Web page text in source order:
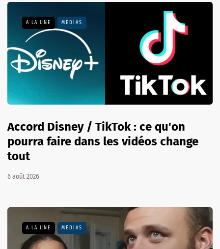
A LA UNE MÉDIAS
Accord Disney / TikTok : ce qu'on
pourra faire dans les vidéos change
tout
6 août 2026
A LA UNE MÉDIAS